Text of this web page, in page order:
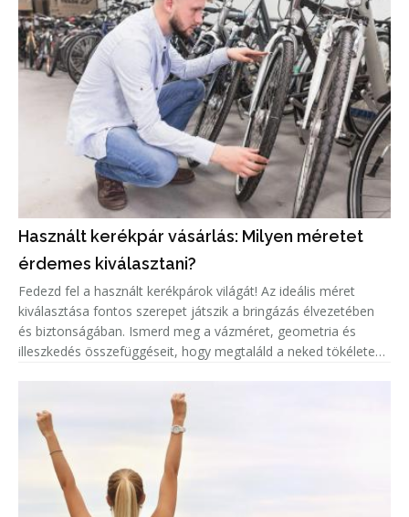
Használt kerékpár vásárlás: Milyen méretet
érdemes kiválasztani?
Fedezd fel a használt kerékpárok világát! Az ideális méret
kiválasztása fontos szerepet játszik a bringázás élvezetében
és biztonságában. Ismerd meg a vázméret, geometria és
illeszkedés összefüggéseit, hogy megtaláld a neked tökéletes